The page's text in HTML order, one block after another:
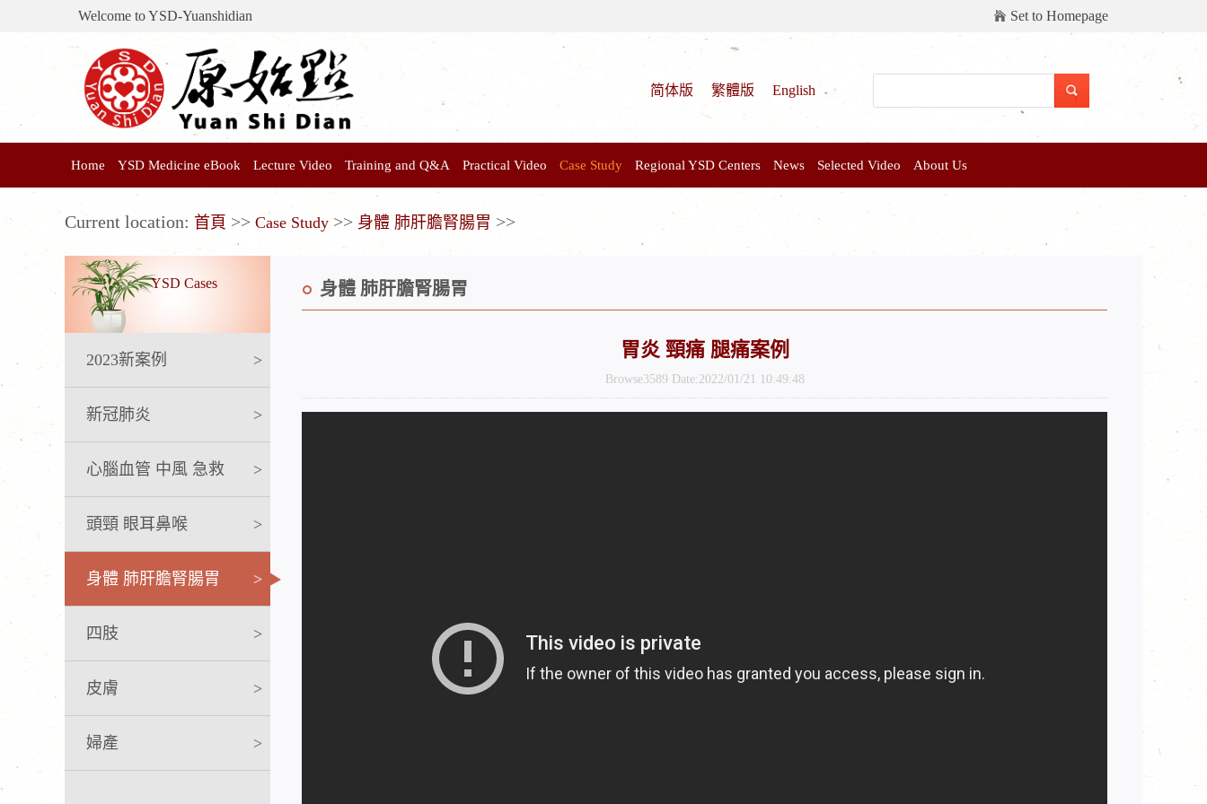
Welcome to YSD-Yuanshidian Set to Homepage
简体版 繁體版 English
Home YSD Medicine eBook Lecture Video Training and Q&A Practical Video Case Study Regional YSD Centers News Selected Video About Us
Current location: 首頁 >> Case Study >> 身體 肺肝膽腎腸胃 >>
YSD Cases
2023新案例 >
新冠肺炎 >
心腦血管 中風 急救 >
頭頸 眼耳鼻喉 >
身體 肺肝膽腎腸胃 >
四肢 >
皮膚 >
婦產 >
身體 肺肝膽腎腸胃
胃炎 頸痛 腿痛案例
Browse3589 Date:2022/01/21 10:49:48